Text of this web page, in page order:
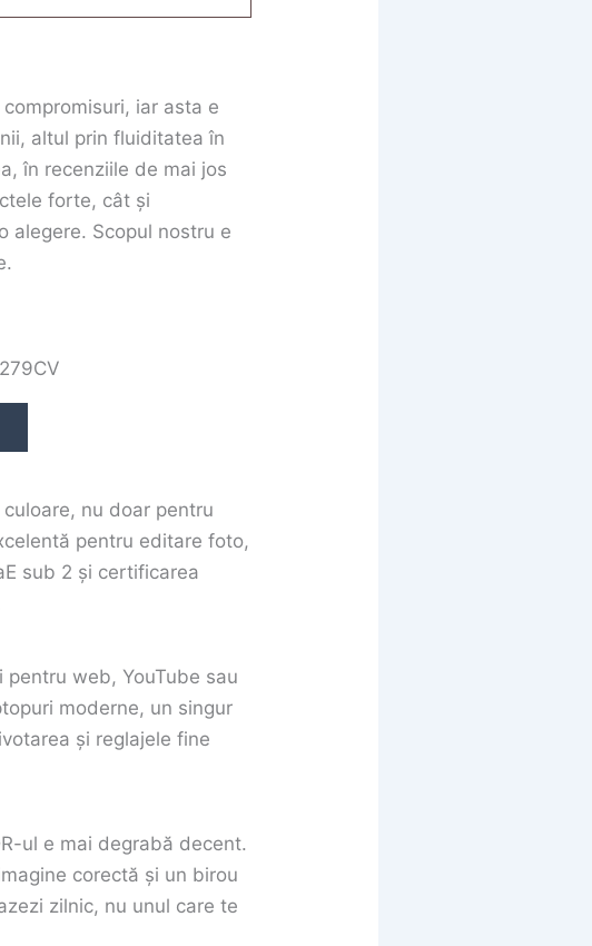
iar asta e
altul prin fluiditatea în
în recenziile de mai jos
forte, cât și
alegere. Scopul nostru e
nu doar pentru
pentru editare foto,
sub 2 și certificarea
web, YouTube sau
moderne, un singur
și reglajele fine
ul e mai degrabă decent.
corectă și un birou
zilnic, nu unul care te